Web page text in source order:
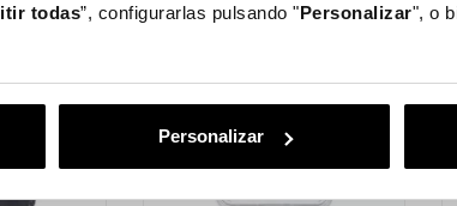
todas”, configurarlas pulsando "Personalizar", o
Personalizar